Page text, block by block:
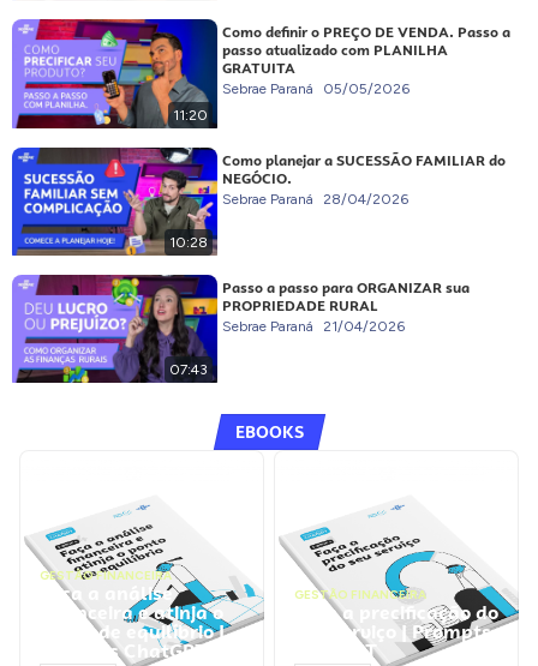
11:20
Como definir o PREÇO DE VENDA. Passo a
passo atualizado com PLANILHA
GRATUITA
Sebrae Paraná 05/05/2026
10:28
Como planejar a SUCESSÃO FAMILIAR do
NEGÓCIO.
Sebrae Paraná 28/04/2026
07:43
Passo a passo para ORGANIZAR sua
PROPRIEDADE RURAL
Sebrae Paraná 21/04/2026
EBOOKS
GESTÃO FINANCEIRA
Faça a análise
financeira e atinja o
ponto de equilíbrio |
Prompts ChatGPT
GESTÃO FINANCEIRA
Faça a precificação do
seu serviço | Prompts
ChatGPT